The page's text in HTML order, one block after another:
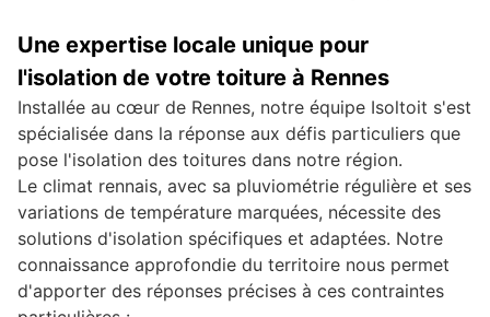
Une expertise locale unique pour
l'isolation de votre toiture à Rennes
Installée au cœur de Rennes, notre équipe Isoltoit s'est
spécialisée dans la réponse aux défis particuliers que
pose l'isolation des toitures dans notre région.
Le climat rennais, avec sa pluviométrie régulière et ses
variations de température marquées, nécessite des
solutions d'isolation spécifiques et adaptées. Notre
connaissance approfondie du territoire nous permet
d'apporter des réponses précises à ces contraintes